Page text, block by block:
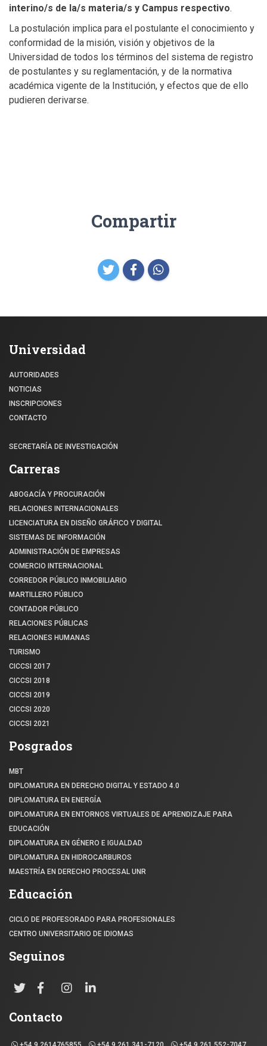
interino/s de la/s materia/s y Campus respectivo.
La postulación implica para el postulante el conocimiento y
conformidad de la misión, visión y objetivos de la
Universidad de todos los términos del sistema de registro
de postulantes y su reglamentación, y de la normativa
académica vigente de la Institución, y efectos que de ello
pudieren derivarse.
Compartir
Universidad
AUTORIDADES
NOTICIAS
INSCRIPCIONES
CONTACTO
SECRETARÍA DE INVESTIGACIÓN
Carreras
ABOGACÍA Y PROCURACIÓN
RELACIONES INTERNACIONALES
LICENCIATURA EN DISEÑO GRÁFICO Y DIGITAL
SISTEMAS DE INFORMACIÓN
ADMINISTRACIÓN DE EMPRESAS
COMERCIO INTERNACIONAL
CORREDOR PÚBLICO INMOBILIARIO
MARTILLERO PÚBLICO
CONTADOR PÚBLICO
RELACIONES PÚBLICAS
RELACIONES HUMANAS
TURISMO
CICCSI 2017
CICCSI 2018
CICCSI 2019
CICCSI 2020
CICCSI 2021
Posgrados
MBT
DIPLOMATURA EN DERECHO DIGITAL Y ESTADO 4.0
DIPLOMATURA EN ENERGÍA
DIPLOMATURA EN ENTORNOS VIRTUALES DE APRENDIZAJE PARA
EDUCACIÓN
DIPLOMATURA EN GÉNERO E IGUALDAD
DIPLOMATURA EN HIDROCARBUROS
MAESTRÍA EN DERECHO PROCESAL UNR
Educación
CICLO DE PROFESORADO PARA PROFESIONALES
CENTRO UNIVERSITARIO DE IDIOMAS
Seguinos
Contacto